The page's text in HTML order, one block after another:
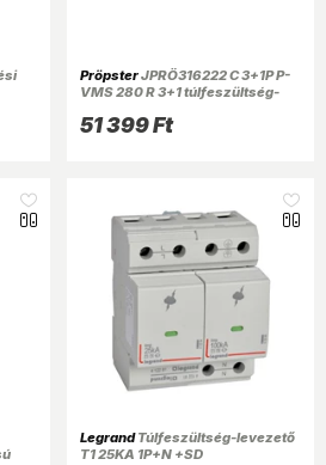
PröpsterJPRÖ316222 C 3+1P P-
VMS 280 R 3+1 túlfeszültség-
51 399 Ft
LegrandTúlfeszültség-levezető
T1 25KA 1P+N +SD